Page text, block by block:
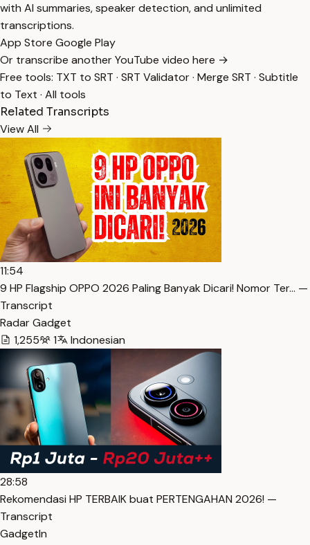
with AI summaries, speaker detection, and unlimited
transcriptions.
App Store Google Play
Or transcribe another YouTube video here →
Free tools: TXT to SRT · SRT Validator· Merge SRT · Subtitle
to Text · All tools
Related Transcripts
View All
11:54
9 HP Flagship OPPO 2026 Paling Banyak Dicari! Nomor Ter… —
Transcript
Radar Gadget
1,255
1 Indonesian
28:58
Rekomendasi HP TERBAIK buat PERTENGAHAN 2026! —
Transcript
GadgetIn